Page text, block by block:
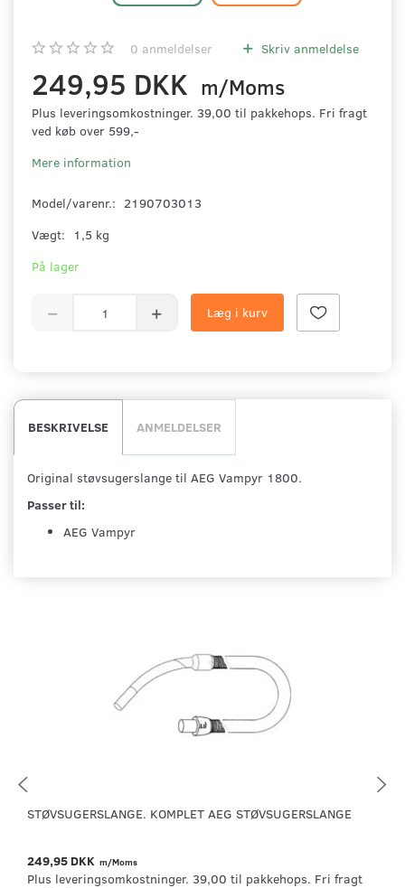
0 anmeldelser Skriv anmeldelse
249,95 DKK m/Moms
Plus leveringsomkostninger. 39,00 til pakkehops. Fri fragt
ved køb over 599,-
Mere information
Model/varenr.: 2190703013
Vægt:
1,5 kg
På lager
Læg i kurv
BESKRIVELSE ANMELDELSER
Original støvsugerslange til AEG Vampyr 1800.
Passer til:
AEG Vampyr
STØVSUGERSLANGE. KOMPLET AEG STØVSUGERSLANGE
249,95 DKK m/Moms
Plus leveringsomkostninger. 39,00 til pakkehops. Fri fragt